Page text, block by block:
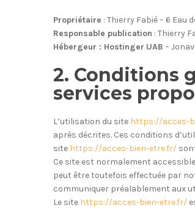
Propriétaire : Thierry Fabié – 6 Eau
Responsable publication : Thierry
Hébergeur : Hostinger UAB –
2. Conditions
services
L’utilisation du site https://acces-
après décrites. Ces conditions
site https://acces-bien-etre.fr/
Ce site est normalement
peut être toutefois effectuée par
communiquer préalablement aux
Le site https://acces-bien-etre.fr/